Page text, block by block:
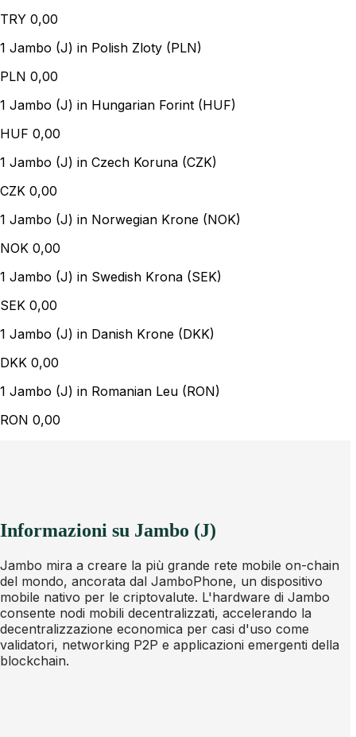
TRY 0,00
1 Jambo (J) in Polish Zloty (PLN)
PLN 0,00
1 Jambo (J) in Hungarian Forint (HUF)
HUF 0,00
1 Jambo (J) in Czech Koruna (CZK)
CZK 0,00
1 Jambo (J) in Norwegian Krone (NOK)
NOK 0,00
1 Jambo (J) in Swedish Krona (SEK)
SEK 0,00
1 Jambo (J) in Danish Krone (DKK)
DKK 0,00
1 Jambo (J) in Romanian Leu (RON)
RON 0,00
Informazioni su Jambo (J)
Jambo mira a creare la più grande rete mobile on-chain
del mondo, ancorata dal JamboPhone, un dispositivo
mobile nativo per le criptovalute. L'hardware di Jambo
consente nodi mobili decentralizzati, accelerando la
decentralizzazione economica per casi d'uso come
validatori, networking P2P e applicazioni emergenti della
blockchain.